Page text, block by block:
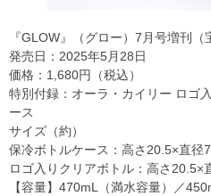
『GLOW』（グロー）7月号増刊（
発売日：2025年5月28日
価格：1,680円（税込）
特別付録：オーラ・カイリー ロゴ
ース
サイズ（約）
保冷ボトルケース：高さ20.5×直径
ロゴ入りクリアボトル：高さ20.5×
【容量】470mL（満水容量）／